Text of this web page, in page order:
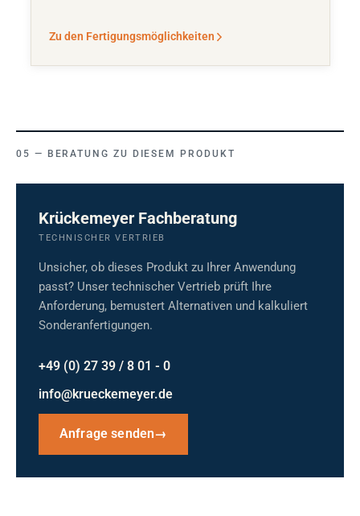
Zu den Fertigungsmöglichkeiten
BERATUNG ZU DIESEM PRODUKT
Krückemeyer Fachberatung
TECHNISCHER VERTRIEB
Unsicher, ob dieses Produkt zu Ihrer Anwendung
passt? Unser technischer Vertrieb prüft Ihre
Anforderung, bemustert Alternativen und kalkuliert
Sonderanfertigungen.
+49 (0) 27 39 / 8 01 - 0
info@krueckemeyer.de
Anfrage senden→